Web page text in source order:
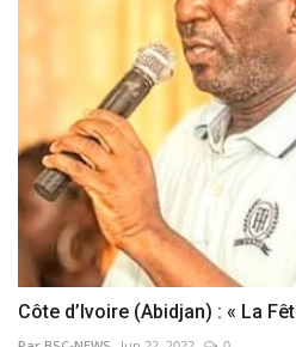
Côte d’Ivoire (Abidjan) : « La